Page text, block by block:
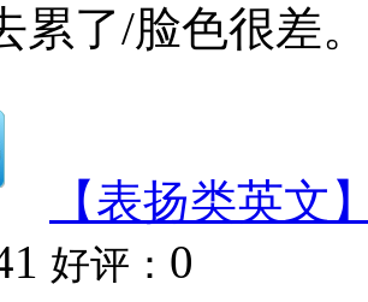
累了/脸色很差
【表扬类英文
好评： 0